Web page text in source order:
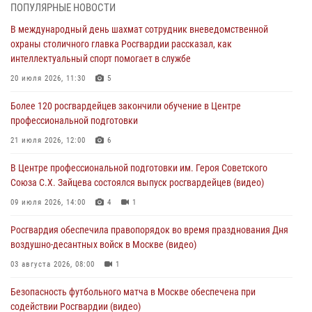
матче в Москве обеспечила Росгвардия (видео)
06 августа 2026, 08:30
Столичные росгвардейцы задержали мужчину, устроившего дебош
05 августа 2026, 12:39
Московские росгвардейцы обеспечили безопасность проведения
05 августа 2026, 12:35
Делегация МВД Республики Беларусь ознакомилась с передовыми
04 августа 2026, 18:16 5
ПОПУЛЯРНЫЕ НОВОСТИ
В международный день шахмат сотрудник вневедомственной
охраны столичного главка Росгвардии рассказал, как
интеллектуальный спорт помогает в службе
20 июля 2026, 11:30 5
Более 120 росгвардейцев закончили обучение в Центре
профессиональной подготовки
21 июля 2026, 12:00 6
В Центре профессиональной подготовки им. Героя Советского
Союза С.Х. Зайцева состоялся выпуск росгвардейцев (видео)
09 июля 2026, 14:00 4 1
Росгвардия обеспечила правопорядок во время празднования Дня
воздушно-десантных войск в Москве (видео)
03 августа 2026, 08:00 1
Безопасность футбольного матча в Москве обеспечена при
содействии Росгвардии (видео)